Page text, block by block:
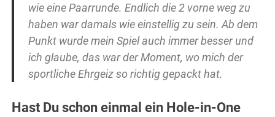
wie eine Paarrunde. Endlich die 2 vorne weg zu
haben war damals wie einstellig zu sein. Ab dem
Punkt wurde mein Spiel auch immer besser und
ich glaube, das war der Moment, wo mich der
sportliche Ehrgeiz so richtig gepackt hat.
Hast Du schon einmal ein Hole-in-One